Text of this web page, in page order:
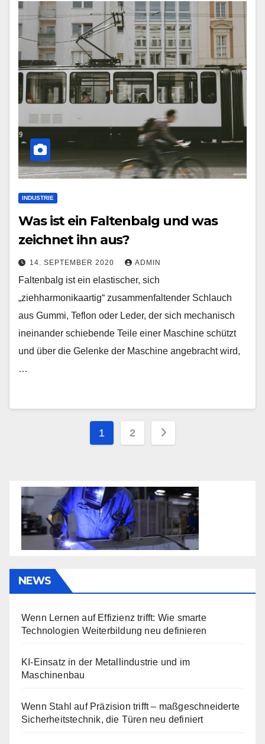
INDUSTRIE
Was ist ein Faltenbalg und was
zeichnet ihn aus?
14. SEPTEMBER 2020 ADMIN
Faltenbalg ist ein elastischer, sich
„ziehharmonikaartig“ zusammenfaltender Schlauch
aus Gummi, Teflon oder Leder, der sich mechanisch
ineinander schiebende Teile einer Maschine schützt
und über die Gelenke der Maschine angebracht wird,
…
Beiträge
1 2
NEWS
Wenn Lernen auf Effizienz trifft: Wie smarte
Technologien Weiterbildung neu definieren
KI-Einsatz in der Metallindustrie und im
Maschinenbau
Wenn Stahl auf Präzision trifft – maßgeschneiderte
Sicherheitstechnik, die Türen neu definiert